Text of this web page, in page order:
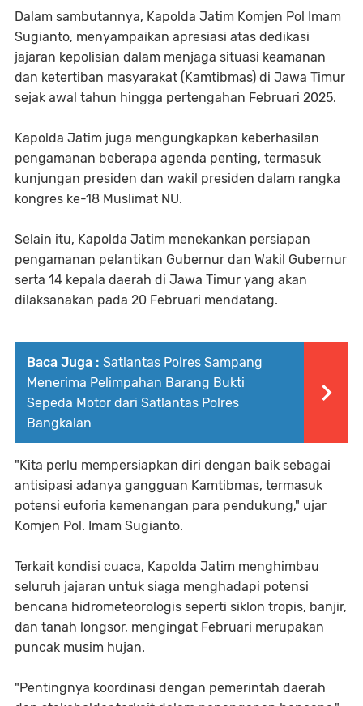
Dalam sambutannya, Kapolda Jatim Komjen Pol Imam
Sugianto, menyampaikan apresiasi atas dedikasi
jajaran kepolisian dalam menjaga situasi keamanan
dan ketertiban masyarakat (Kamtibmas) di Jawa Timur
sejak awal tahun hingga pertengahan Februari 2025.
Kapolda Jatim juga mengungkapkan keberhasilan
pengamanan beberapa agenda penting, termasuk
kunjungan presiden dan wakil presiden dalam rangka
kongres ke-18 Muslimat NU.
Selain itu, Kapolda Jatim menekankan persiapan
pengamanan pelantikan Gubernur dan Wakil Gubernur
serta 14 kepala daerah di Jawa Timur yang akan
dilaksanakan pada 20 Februari mendatang.
Baca Juga : Satlantas Polres Sampang
Menerima Pelimpahan Barang Bukti
Sepeda Motor dari Satlantas Polres
Bangkalan
"Kita perlu mempersiapkan diri dengan baik sebagai
antisipasi adanya gangguan Kamtibmas, termasuk
potensi euforia kemenangan para pendukung," ujar
Komjen Pol. Imam Sugianto.
Terkait kondisi cuaca, Kapolda Jatim menghimbau
seluruh jajaran untuk siaga menghadapi potensi
bencana hidrometeorologis seperti siklon tropis, banjir,
dan tanah longsor, mengingat Februari merupakan
puncak musim hujan.
"Pentingnya koordinasi dengan pemerintah daerah